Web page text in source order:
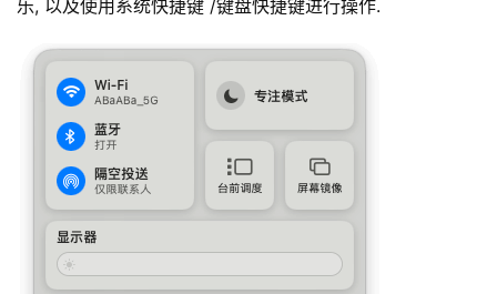
乐, 以及使用系统快捷键 /键盘快捷键进行操作.